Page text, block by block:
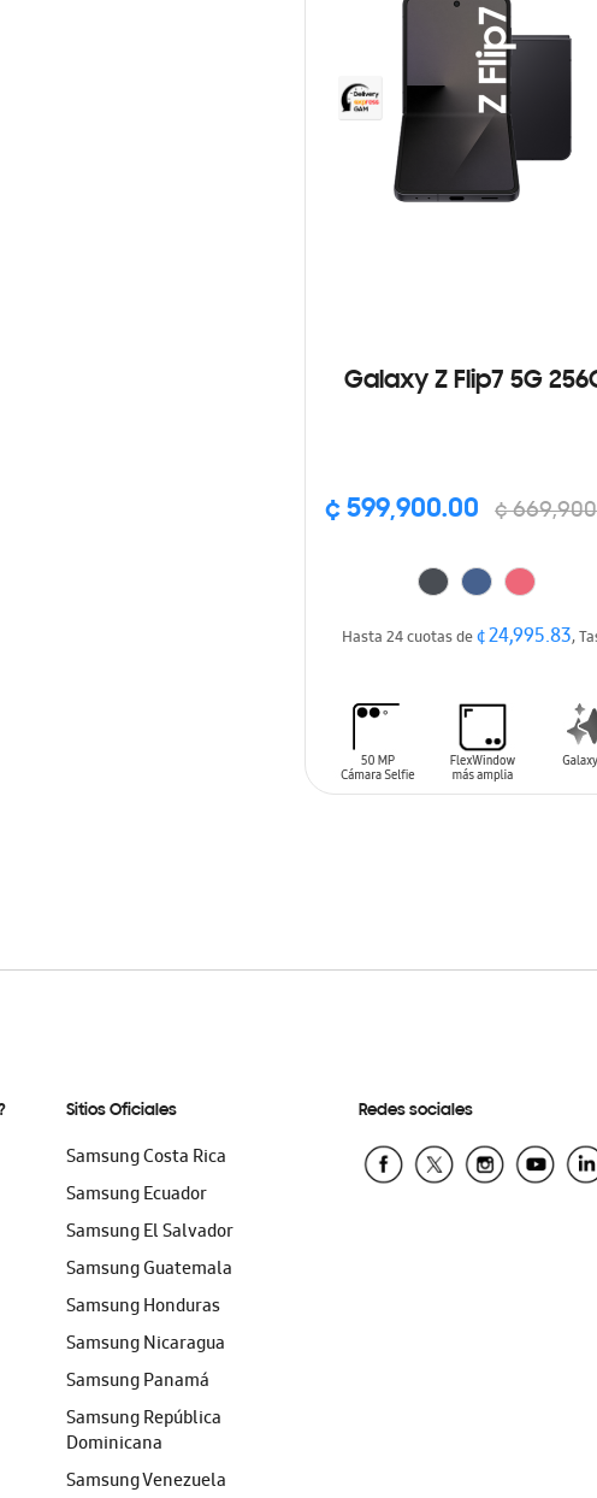
Galaxy Z Flip7 5G
¢ 599,900.00 ¢
Hasta 24 cuotas de¢ 24,995.83,
Sitios Oficiales
Samsung Costa Rica
Samsung Ecuador
Samsung El Salvador
Samsung Guatemala
Samsung Honduras
Samsung Nicaragua
Samsung Panamá
Samsung República
Dominicana
Samsung Venezuela
Redes sociales